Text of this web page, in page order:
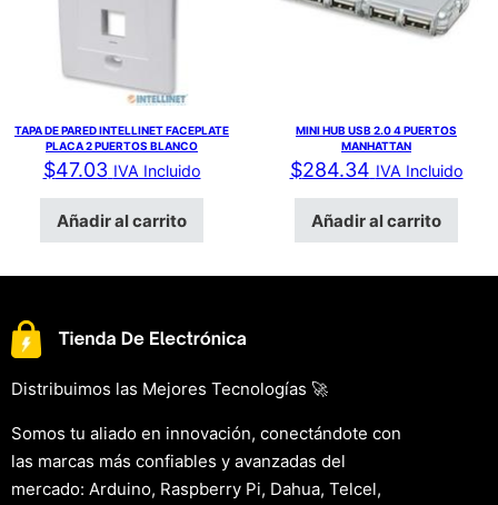
TAPA DE PARED INTELLINET FACEPLATE
PLACA 2 PUERTOS BLANCO
$47.03 IVA Incluido
Añadir al carrito
MINI HUB USB 2.0 4 PUERTOS
MANHATTAN
$284.34 IVA Incluido
Añadir al carrito
Distribuimos las Mejores Tecnologías 🚀
Somos tu aliado en innovación, conectándote con
las marcas más confiables y avanzadas del
mercado: Arduino, Raspberry Pi, Dahua, Telcel,